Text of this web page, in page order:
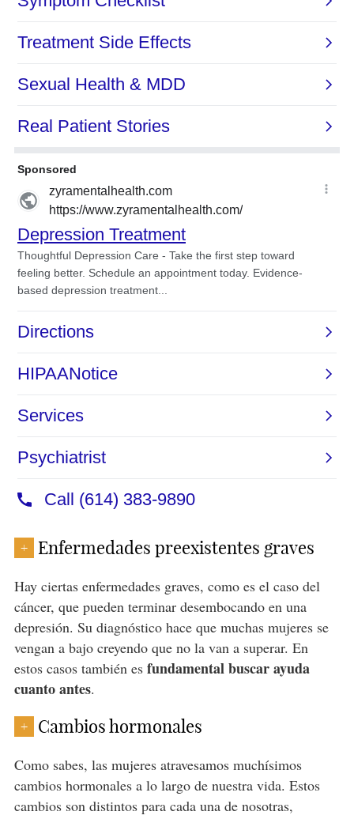
+ Enfermedades preexistentes graves
Hay ciertas enfermedades graves, como es el caso del
cáncer, que pueden terminar desembocando en una
depresión. Su diagnóstico hace que muchas mujeres se
vengan a bajo creyendo que no la van a superar. En
estos casos también es fundamental buscar ayuda
cuanto antes.
+ Cambios hormonales
Como sabes, las mujeres atravesamos muchísimos
cambios hormonales a lo largo de nuestra vida. Estos
cambios son distintos para cada una de nosotras,